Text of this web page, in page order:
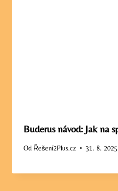
Buderus návod: Jak na
Od Řešení2Plus.cz 31. 8. 2025